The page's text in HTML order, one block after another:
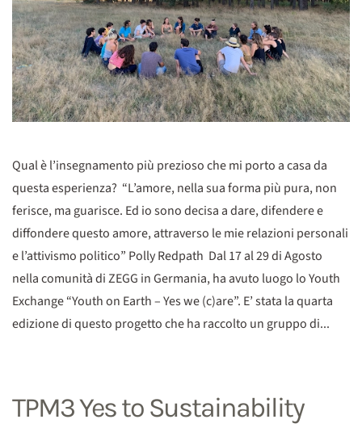
Qual è l’insegnamento più prezioso che mi porto a casa da
questa esperienza? “L’amore, nella sua forma più pura, non
ferisce, ma guarisce. Ed io sono decisa a dare, difendere e
diffondere questo amore, attraverso le mie relazioni personali
e l’attivismo politico” Polly Redpath Dal 17 al 29 di Agosto
nella comunità di ZEGG in Germania, ha avuto luogo lo Youth
Exchange “Youth on Earth – Yes we (c)are”. E’ stata la quarta
edizione di questo progetto che ha raccolto un gruppo di...
TPM3 Yes to Sustainability